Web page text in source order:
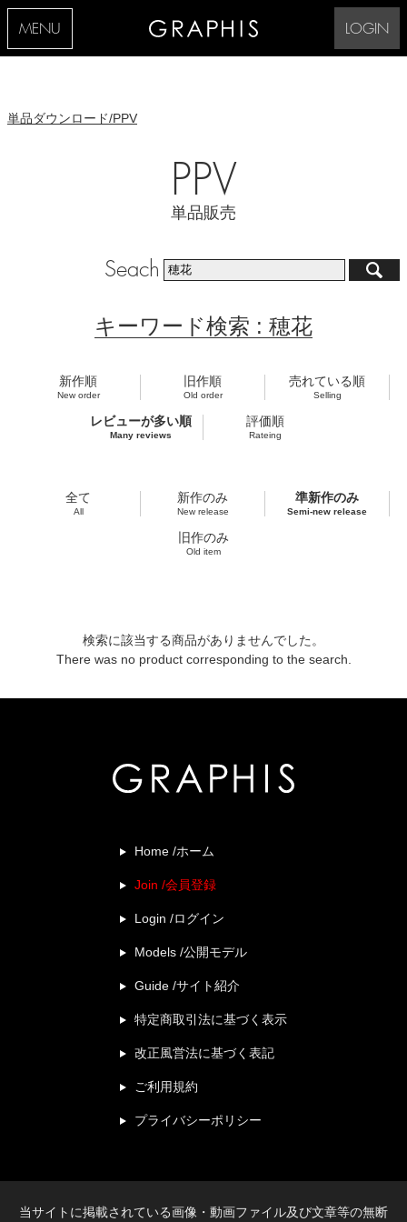
MENU LOGIN
単品ダウンロード/PPV
PPV
単品販売
Seach
キーワード検索 : 穂花
新作順
New order
旧作順
Old order
売れている順
Selling
レビューが多い順
Many reviews
評価順
Rateing
全て
All
新作のみ
New release
準新作のみ
Semi-new release
旧作のみ
Old item
検索に該当する商品がありませんでした。
There was no product corresponding to the search.
Home /ホーム
Join /会員登録
Login /ログイン
Models /公開モデル
Guide /サイト紹介
特定商取引法に基づく表示
改正風営法に基づく表記
ご利用規約
プライバシーポリシー
当サイトに掲載されている画像・動画ファイル及び文章等の無断